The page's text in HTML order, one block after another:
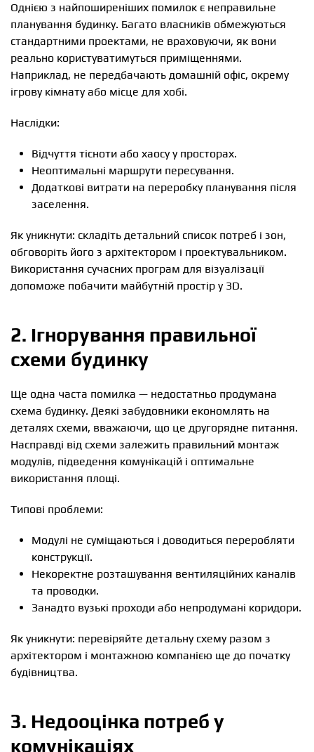
Однією з найпоширеніших помилок є неправильне
планування будинку. Багато власників обмежуються
стандартними проектами, не враховуючи, як вони
реально користуватимуться приміщеннями.
Наприклад, не передбачають домашній офіс, окрему
ігрову кімнату або місце для хобі.
Наслідки:
Відчуття тісноти або хаосу у просторах.
Неоптимальні маршрути пересування.
Додаткові витрати на переробку планування після
заселення.
Як уникнути: складіть детальний список потреб і зон,
обговоріть його з архітектором і проектувальником.
Використання сучасних програм для візуалізації
допоможе побачити майбутній простір у 3D.
2. Ігнорування правильної
схеми будинку
Ще одна часта помилка — недостатньо продумана
схема будинку. Деякі забудовники економлять на
деталях схеми, вважаючи, що це другорядне питання.
Насправді від схеми залежить правильний монтаж
модулів, підведення комунікацій і оптимальне
використання площі.
Типові проблеми:
Модулі не суміщаються і доводиться переробляти
конструкції.
Некоректне розташування вентиляційних каналів
та проводки.
Занадто вузькі проходи або непродумані коридори.
Як уникнути: перевіряйте детальну схему разом з
архітектором і монтажною компанією ще до початку
будівництва.
3. Недооцінка потреб у
комунікаціях